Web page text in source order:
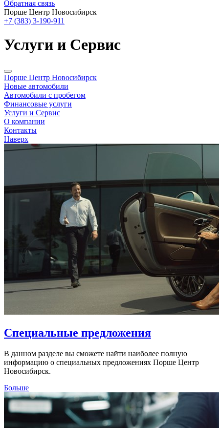
Обратная связь
Порше Центр Новосибирск
+7 (383) 3-190-911
Услуги и Сервис
Порше Центр Новосибирск
Новые автомобили
Автомобили с пробегом
Финансовые услуги
Услуги и Сервис
О компании
Контакты
Наверх
Специальные предложения
В данном разделе вы сможете найти наиболее полную
информацию о специальных предложениях Порше Центр
Новосибирск.
Больше